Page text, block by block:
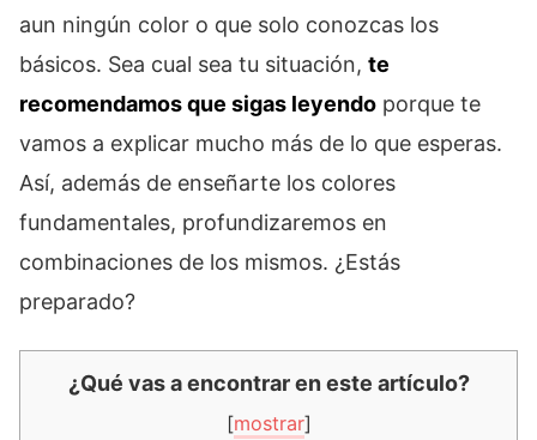
aun ningún color o que solo conozcas los
básicos. Sea cual sea tu situación, te
recomendamos que sigas leyendo porque te
vamos a explicar mucho más de lo que esperas.
Así, además de enseñarte los colores
fundamentales, profundizaremos en
combinaciones de los mismos. ¿Estás
preparado?
¿Qué vas a encontrar en este artículo?
[mostrar]